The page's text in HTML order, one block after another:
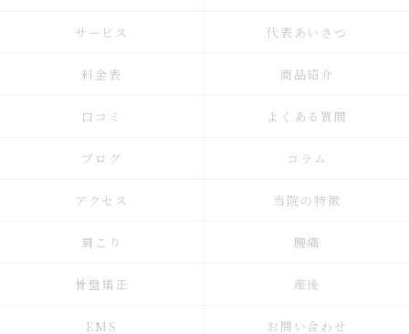
サービス 代表あいさつ
料金表 商品紹介
口コミ よくある質問
ブログ コラム
アクセス 当院の特徴
肩こり 腰痛
骨盤矯正 産後
EMS お問い合わせ